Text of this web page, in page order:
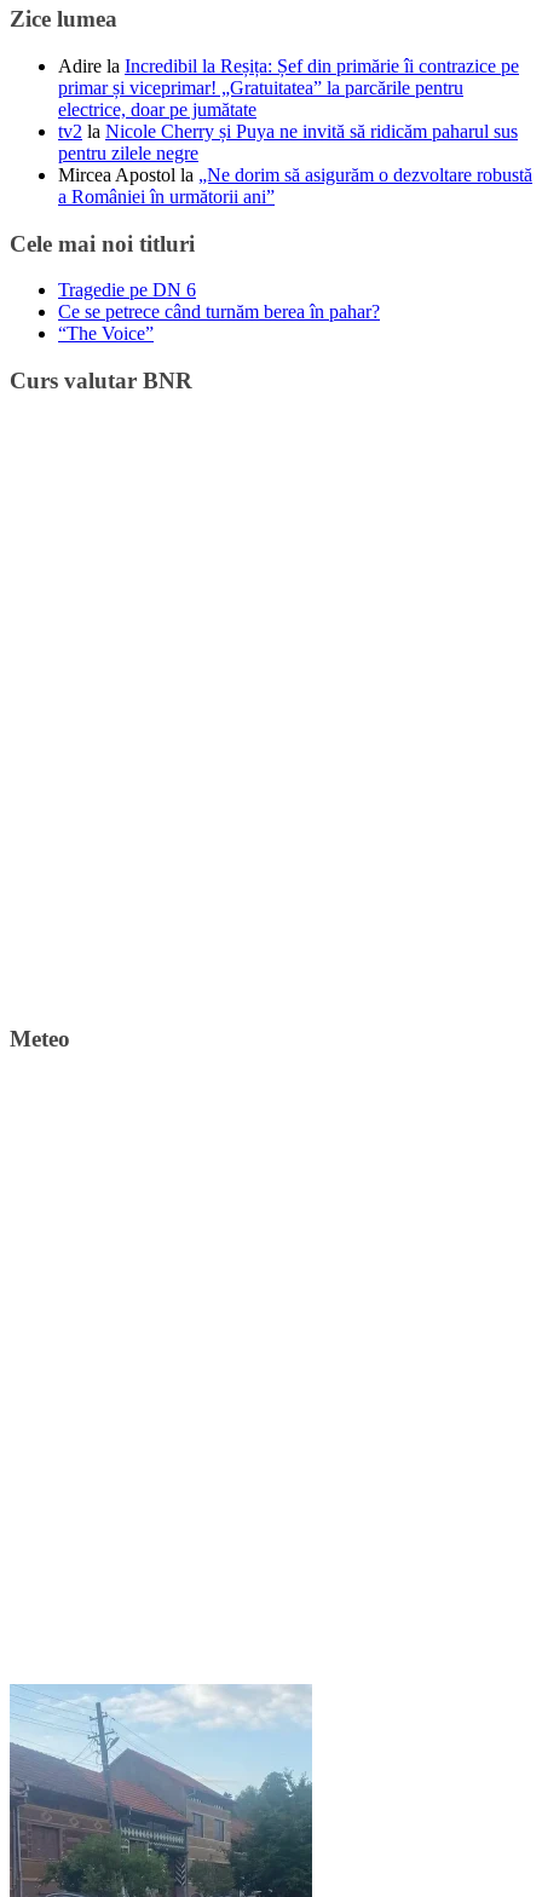
Zice lumea
Adire la Incredibil la Reșița: Șef din primărie îi contrazice pe
primar și viceprimar! „Gratuitatea” la parcările pentru
electrice, doar pe jumătate
tv2 la Nicole Cherry și Puya ne invită să ridicăm paharul sus
pentru zilele negre
Mircea Apostol la „Ne dorim să asigurăm o dezvoltare robustă
a României în următorii ani”
Cele mai noi titluri
Tragedie pe DN 6
Ce se petrece când turnăm berea în pahar?
“The Voice”
Curs valutar BNR
Meteo